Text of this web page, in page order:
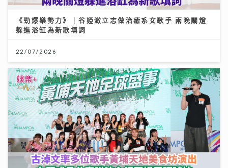
《勁爆樂勢力》｜谷婭溦立志做治癒系女歌手 兩晚關燈
躲進浴缸為新歌填詞
22/07/2026